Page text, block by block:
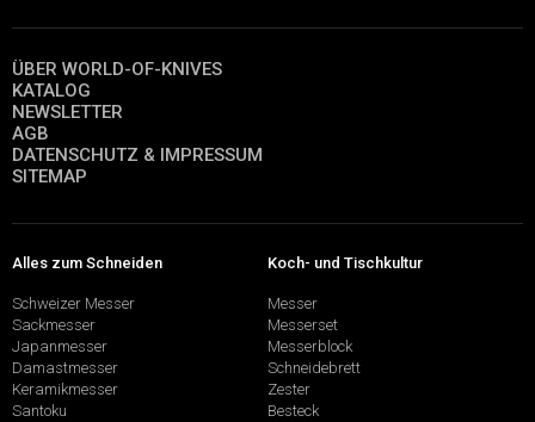
ÜBER WORLD-OF-KNIVES
KATALOG
NEWSLETTER
AGB
DATENSCHUTZ & IMPRESSUM
SITEMAP
Alles zum Schneiden
Schweizer Messer
Sackmesser
Japanmesser
Damastmesser
Keramikmesser
Santoku
Koch- und Tischkultur
Messer
Messerset
Messerblock
Schneidebrett
Zester
Besteck